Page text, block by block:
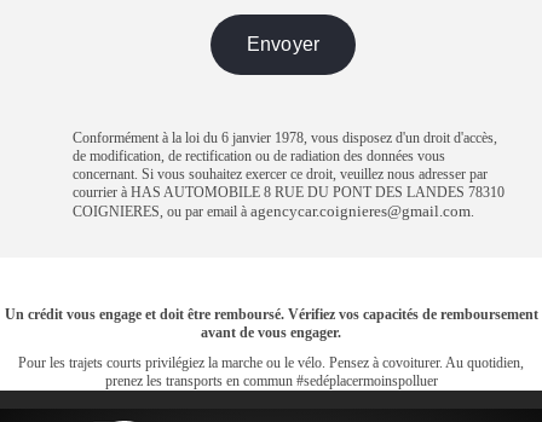
Conformément à la loi du 6 janvier 1978, vous disposez d'un droit d'accès,
de modification, de rectification ou de radiation des données vous
concernant. Si vous souhaitez exercer ce droit, veuillez nous adresser par
courrier à HAS AUTOMOBILE 8 RUE DU PONT DES LANDES 78310
COIGNIERES, ou par email à agencycar.coignieres@gmail.com.
Un crédit vous engage et doit être remboursé. Vérifiez vos capacités de remboursement
avant de vous engager.
Pour les trajets courts privilégiez la marche ou le vélo. Pensez à covoiturer. Au quotidien,
prenez les transports en commun #sedéplacermoinspolluer